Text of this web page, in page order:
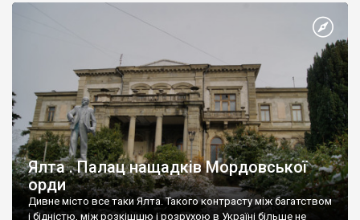
Ялта . Палац нащадків Мордовської
орди
Дивне місто все таки Ялта. Такого контрасту між багатством
і бідністю, між розкішшю і розрухою в Україні більше не